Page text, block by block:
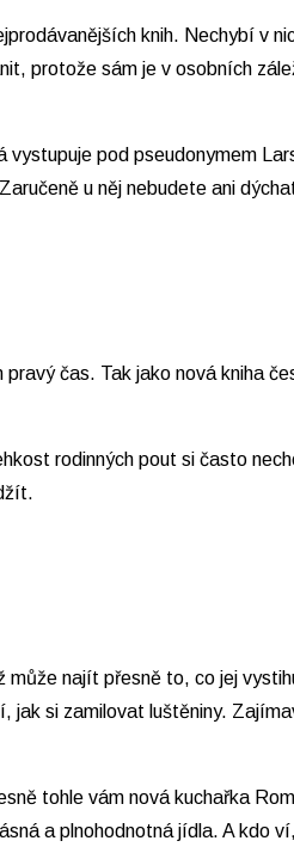
knih. Nechybí v
protože sám je v osobních
vystupuje pod pseudonymem
u něj nebudete ani
čas. Tak jako nová kniha
rodinných pout si často
může najít přesně to, co jej
jak si zamilovat luštěniny.
tohle vám nová kuchařka
a plnohodnotná jídla. A kdo